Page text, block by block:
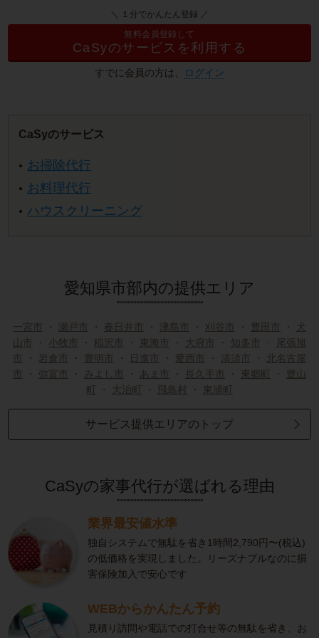
＼ １分でかんたん登録 ／
無料会員登録して
CaSyのサービスを利用する
すでに会員の方は、 ログイン
CaSyのサービス
お掃除代行
お料理代行
ハウスクリーニング
愛知県市部内の提供エリア
一宮市 ・ 瀬戸市 ・ 春日井市 ・ 津島市 ・ 刈谷市 ・ 豊田市 ・
犬
山市
・ 小牧市 ・ 稲沢市 ・ 東海市 ・ 大府市 ・ 知多市 ・
尾張旭
市
・ 岩倉市 ・ 豊明市 ・ 日進市 ・ 愛西市 ・ 清須市 ・ 北名古屋
市
・ 弥富市 ・ みよし市 ・ あま市 ・ 長久手市 ・ 東郷町 ・
豊山
町 ・ 大治町 ・ 飛島村 ・ 東浦町
サービス提供エリアのトップ
CaSyの家事代行が選ばれる理由
業界最安値水準
独自システムで無駄を省き1時間2,790円〜(税込)
の低価格を実現しました。リーズナブルなのに損
害保険加入で安心です
WEBからかんたん予約
見積り訪問や電話での打合せ等の無駄を省き、お